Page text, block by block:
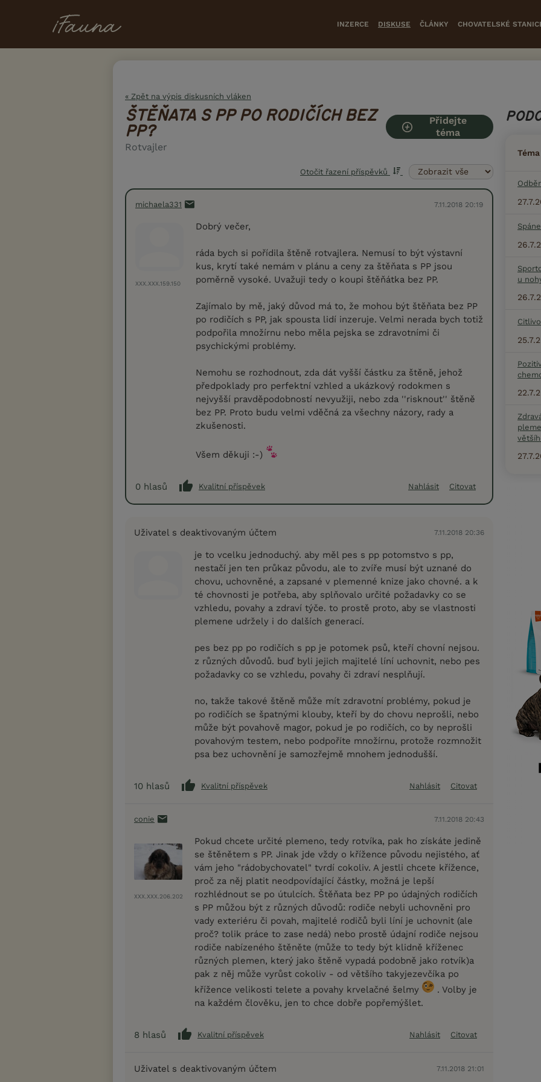
INZERCE DISKUSE ČLÁNKY CHOVATELSKÉ
« Zpět na výpis diskusních vláken
ŠTĚŇATA S PP PO RODIČÍCH BEZ
PP?
Rotvajler
Přidejte
téma
Otočit řazení příspěvků
michaela331 7.11.2018 20:19
XXX.XXX.159.150
Dobrý večer,
ráda bych si pořídila štěně rotvajlera. Nemusí to být výstavní
kus, krytí také nemám v plánu a ceny za štěňata s PP jsou
poměrně vysoké. Uvažuji tedy o koupi štěňátka bez PP.
Zajímalo by mě, jaký důvod má to, že mohou být štěňata bez PP
po rodičích s PP, jak spousta lidí inzeruje. Velmi nerada bych totiž
podpořila množírnu nebo měla pejska se zdravotními či
psychickými problémy.
Nemohu se rozhodnout, zda dát vyšší částku za štěně, jehož
předpoklady pro perfektní vzhled a ukázkový rodokmen s
nejvyšší pravděpodobností nevyužiji, nebo zda ''risknout'' štěně
bez PP. Proto budu velmi vděčná za všechny názory, rady a
zkušenosti.
Všem děkuji :-)
0 hlasů Kvalitní příspěvek Nahlásit Citovat
Uživatel s deaktivovaným účtem 7.11.2018 20:36
je to vcelku jednoduchý. aby měl pes s pp potomstvo s pp,
nestačí jen ten průkaz původu, ale to zvíře musí být uznané do
chovu, uchovněné, a zapsané v plemenné knize jako chovné. a k
té chovnosti je potřeba, aby splňovalo určité požadavky co se
vzhledu, povahy a zdraví týče. to prostě proto, aby se vlastnosti
plemene udržely i do dalších generací.
pes bez pp po rodičích s pp je potomek psů, kteří chovní nejsou.
z různých důvodů. buď byli jejich majitelé líní uchovnit, nebo pes
požadavky co se vzhledu, povahy či zdraví nesplňují.
no, takže takové štěně může mít zdravotní problémy, pokud je
po rodičích se špatnými klouby, kteří by do chovu neprošli, nebo
může být povahově magor, pokud je po rodičích, co by neprošli
povahovým testem, nebo podpoříte množírnu, protože rozmnožit
psa bez uchovnění je samozřejmě mnohem jednodušší.
10 hlasů Kvalitní příspěvek Nahlásit Citovat
conie 7.11.2018 20:43
XXX.XXX.206.202
Pokud chcete určité plemeno, tedy rotvíka, pak ho získáte jedině
se štěnětem s PP. Jinak jde vždy o křížence původu nejistého, ať
vám jeho "rádobychovatel" tvrdí cokoliv. A jestli chcete křížence,
proč za něj platit neodpovídající částky, možná je lepší
rozhlédnout se po útulcích. Štěňata bez PP po údajných rodičích
s PP můžou být z různých důvodů: rodiče nebyli uchovněni pro
vady exteriéru či povah, majitelé rodičů byli líní je uchovnit (ale
proč? tolik práce to zase nedá) nebo prostě údajní rodiče nejsou
rodiče nabízeného štěněte (může to tedy být klidně kříženec
různých plemen, který jako štěně vypadá podobně jako rotvík)a
pak z něj může vyrůst cokoliv - od většího takyjezevčíka po
křížence velikosti telete a povahy krvelačné šelmy
. Volby je
na každém člověku, jen to chce dobře popřemýšlet.
8 hlasů Kvalitní příspěvek Nahlásit Citovat
Uživatel s deaktivovaným účtem 7.11.2018 21:01
Téma
u